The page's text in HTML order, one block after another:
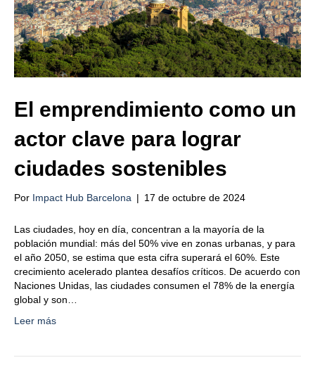
El emprendimiento como un
actor clave para lograr
ciudades sostenibles
Por Impact Hub Barcelona | 17 de octubre de 2024
Las ciudades, hoy en día, concentran a la mayoría de la
población mundial: más del 50% vive en zonas urbanas, y para
el año 2050, se estima que esta cifra superará el 60%. Este
crecimiento acelerado plantea desafíos críticos. De acuerdo con
Naciones Unidas, las ciudades consumen el 78% de la energía
global y son…
Leer más